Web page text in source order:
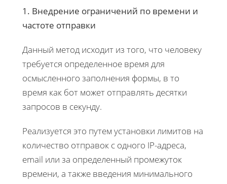
1. Внедрение ограничений по времени и
частоте отправки
Данный метод исходит из того, что человеку
требуется определенное время для
осмысленного заполнения формы, в то
время как бот может отправлять десятки
запросов в секунду.
​​​​​​​Реализуется это путем установки лимитов на
количество отправок с одного IP-адреса,
email или за определенный промежуток
времени, а также введения минимального